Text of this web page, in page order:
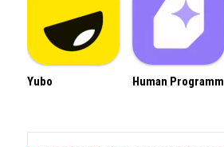
Yubo Human Programm